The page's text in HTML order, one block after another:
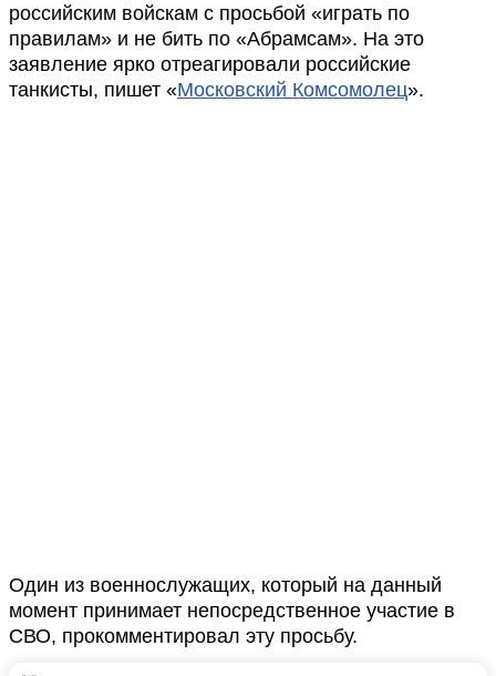
российским войскам с просьбой «играть по
правилам» и не бить по «Абрамсам». На это
заявление ярко отреагировали российские
танкисты, пишет «Московский Комсомолец».
Один из военнослужащих, который на данный
момент принимает непосредственное участие в
СВО, прокомментировал эту просьбу.